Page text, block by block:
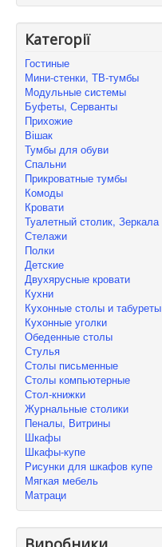
Категорії
Гостиные
Мини-стенки, ТВ-тумбы
Модульные системы
Буфеты, Серванты
Прихожие
Вішак
Тумбы для обуви
Спальни
Прикроватные тумбы
Комоды
Кровати
Туалетный столик, Зеркала
Стелажи
Полки
Детские
Двухярусные кровати
Кухни
Кухонные столы и табуреты
Кухонные уголки
Обеденные столы
Стулья
Столы письменные
Столы компьютерные
Стол-книжки
Журнальные столики
Пеналы, Витрины
Шкафы
Шкафы-купе
Рисунки для шкафов купе
Мягкая мебель
Матраци